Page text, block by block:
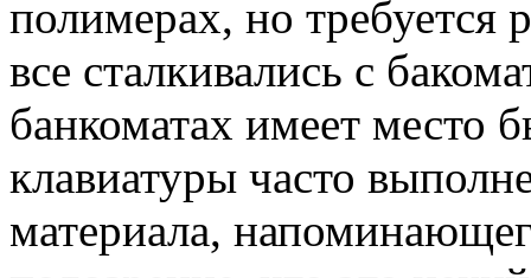
полимерах, но требуется
все сталкивались с
банкоматах имеет место
клавиатуры часто
материала,